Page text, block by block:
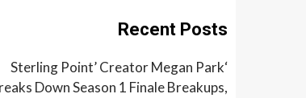
Recent Posts
‘Sterling Point’ Creator Megan Park
Down Season 1 Finale Breakups,